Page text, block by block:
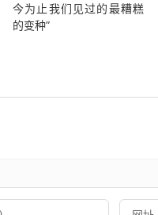
今为止我们见过的最糟糕
的变种”